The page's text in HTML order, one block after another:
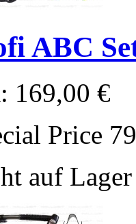
ABC
169,00 €
Price
auf Lager